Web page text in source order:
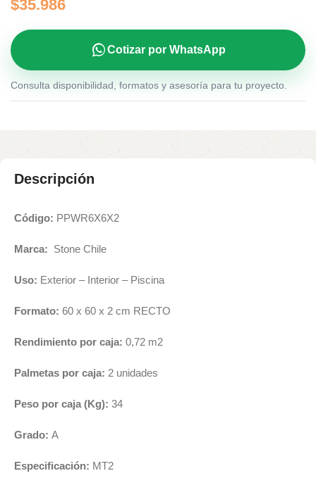
$35.986
Cotizar por WhatsApp
Consulta disponibilidad, formatos y asesoría para tu proyecto.
Descripción
Código: PPWR6X6X2
Marca: Stone Chile
Uso: Exterior – Interior – Piscina
Formato: 60 x 60 x 2 cm RECTO
Rendimiento por caja: 0,72 m2
Palmetas por caja: 2 unidades
Peso por caja (Kg): 34
Grado: A
Especificación: MT2